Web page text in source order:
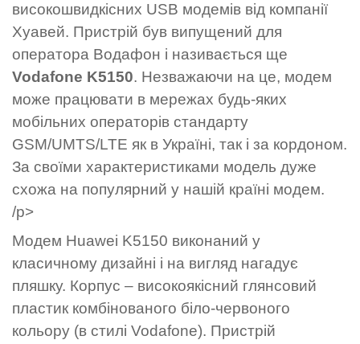
високошвидкісних USB модемів від компанії
Хуавей. Пристрій був випущений для
оператора Водафон і називається ще
Vodafone K5150. Незважаючи на це, модем
може працювати в мережах будь-яких
мобільних операторів стандарту
GSM/UMTS/LTE як в Україні, так і за кордоном.
За своїми характеристиками модель дуже
схожа на популярний у нашій країні модем.
/p>
Модем Huawei K5150 виконаний у
класичному дизайні і на вигляд нагадує
пляшку. Корпус – високоякісний глянсовий
пластик комбінованого біло-червоного
кольору (в стилі Vodafone). Пристрій